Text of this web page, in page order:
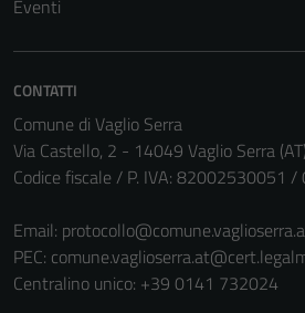
Eventi
CONTATTI
Comune di Vaglio Serra
Via Castello, 2 - 14049 Vaglio Serra (AT)
Codice fiscale / P. IVA: 82002530051
Email:
PEC:
Centralino unico: +39 0141 732024